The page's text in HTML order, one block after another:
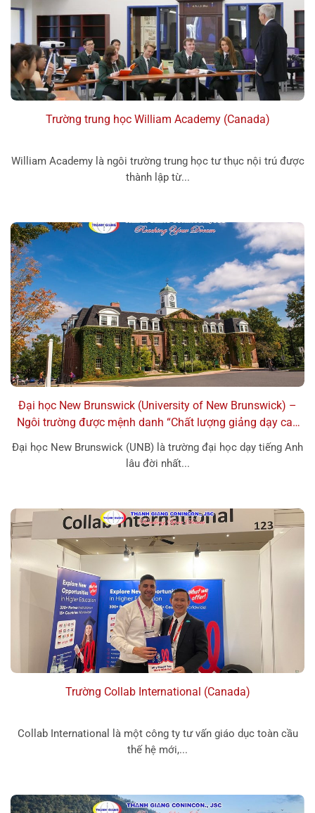
Trường trung học William Academy (Canada)
William Academy là ngôi trường trung học tư thục nội trú được
thành lập từ...
Đại học New Brunswick (University of New Brunswick) –
Ngôi trường được mệnh danh “Chất lượng giảng dạy cao
Đại học New Brunswick (UNB) là trường đại học dạy tiếng Anh
lâu đời nhất...
Trường Collab International (Canada)
Collab International là một công ty tư vấn giáo dục toàn cầu
thế hệ mới,...